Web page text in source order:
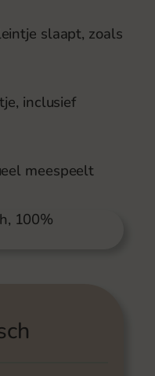
slaapt, zoals
inclusief
meespeelt